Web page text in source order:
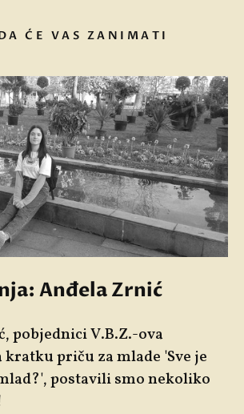
ĆE VAS ZANIMATI
Anđela Zrnić
pobjednici V.B.Z.-ova
kratku priču za mlade 'Sve je
postavili smo nekoliko